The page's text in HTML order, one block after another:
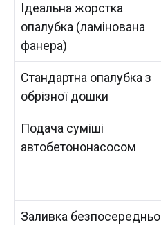
Ідеальна жорстка
опалубка (ламінована
фанера)
Стандартна опалубка з
обрізної дошки
Подача суміші
автобетононасосом
Заливка безпосередньо